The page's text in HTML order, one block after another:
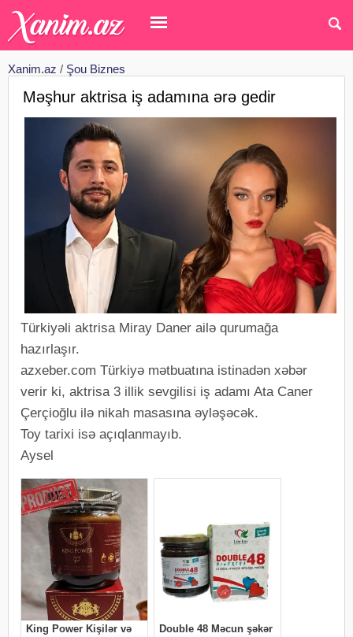
Xanim.az / Şou Biznes
Məşhur aktrisa iş adamına ərə gedir
Türkiyəli aktrisa Miray Daner ailə qurumağa
hazırlaşır.
azxeber.com Türkiyə mətbuatına istinadən xəbər
verir ki, aktrisa 3 illik sevgilisi iş adamı Ata Caner
Çerçioğlu ilə nikah masasına əyləşəcək.
Toy tarixi isə açıqlanmayıb.
Aysel